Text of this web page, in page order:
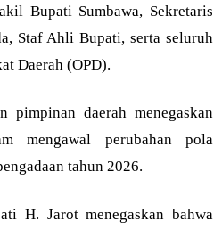
Bupati Sumbawa, Sekretaris
Staf Ahli Bupati, serta seluruh
Daerah (OPD).
pimpinan daerah menegaskan
mengawal perubahan pola
tahun 2026.
H. Jarot menegaskan bahwa